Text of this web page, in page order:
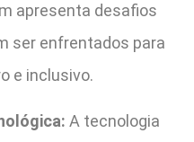
apresenta desafios
ser enfrentados para
e inclusivo.
A tecnologia